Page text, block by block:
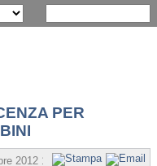
PER
2012 15:21 Scritto da